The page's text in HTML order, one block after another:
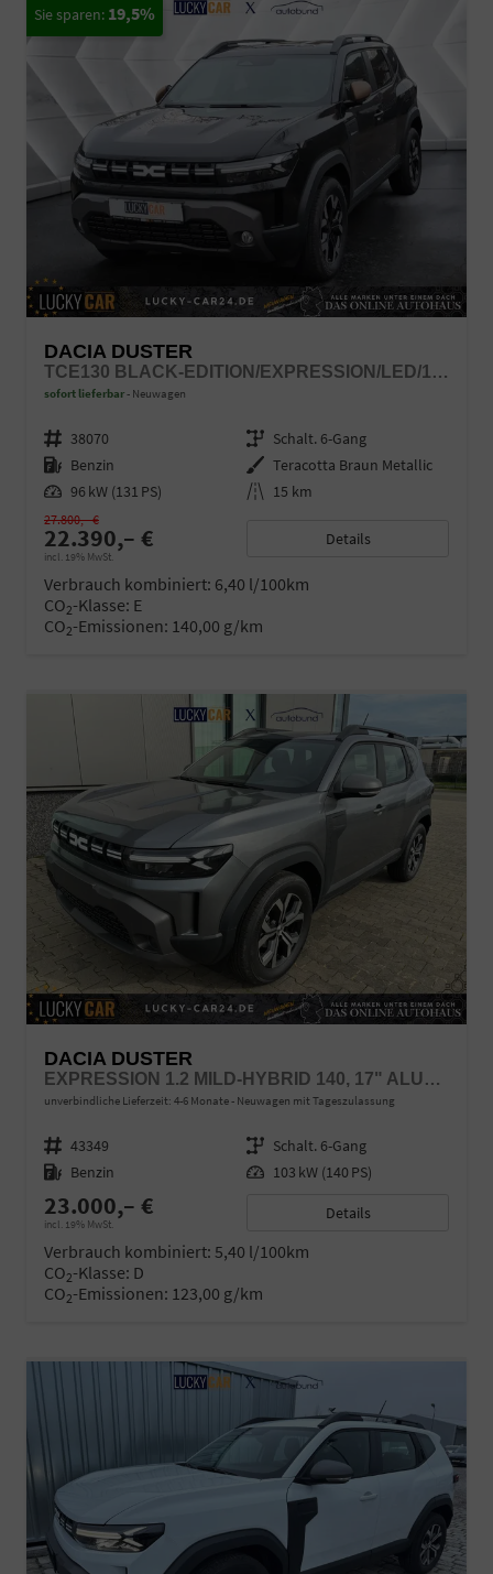
19,5%
DACIA DUSTER
TCE130 BLACK-EDITION/EXPRESSION/LED/17"/TEMPOPILOT
sofort lieferbar Neuwagen
Fahrzeugnr. 38070 Getriebe Schalt. 6-Gang
Kraftstoff Benzin Außenfarbe Teracotta Braun Metallic
Leistung 96 kW (131 PS) Kilometerstand 15 km
22.390,– €
incl. 19% MwSt.
27.800,– €
Details
Verbrauch kombiniert: 6,40 l/100km
CO2-Klasse: E
CO2-Emissionen: 140,00 g/km
DACIA DUSTER
EXPRESSION 1.2 MILD-HYBRID 140, 17" ALUFELGEN "TERGAN", KLIMAANLAGE, RÜCKFAHRKAMERA, PARKSENSOREN HINTEN, LED-SCHEINWERFER, RADIO MEDIA 10" + SMARTPHONE-SPIEGELUNG, ARMLEHNE, DACHRELING, TEMPOMAT, VERKEHRSZEICHENERKENNUNG, SPURASSISTENT
unverbindliche Lieferzeit: 4-6 Monate Neuwagen mit Tageszulassung
Fahrzeugnr. 43349 Getriebe Schalt. 6-Gang
Kraftstoff Benzin Leistung 103 kW (140 PS)
23.000,– €
incl. 19% MwSt.
Details
Verbrauch kombiniert: 5,40 l/100km
CO2-Klasse: D
CO2-Emissionen: 123,00 g/km